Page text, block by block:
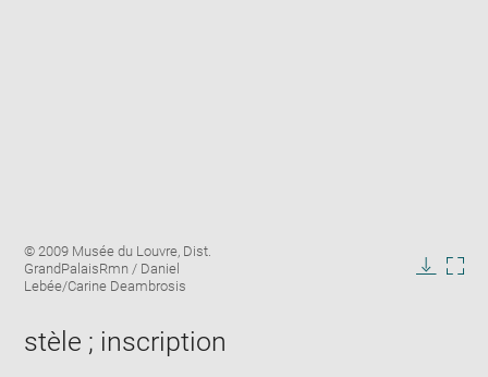
Image
caption:
© 2009 Musée du Louvre, Dist.
GrandPalaisRmn / Daniel
Lebée/Carine Deambrosis
stèle ; inscription